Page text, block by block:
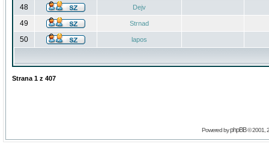
48 Dejv
49 Strnad
50 lapos
Strana 1 z 407
Powered byphpBB© 2001,